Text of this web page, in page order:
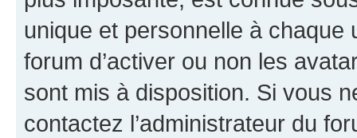
unique et personnelle à chaque
forum d’activer ou non les
sont mis à disposition. Si vous
contactez l’administrateur du